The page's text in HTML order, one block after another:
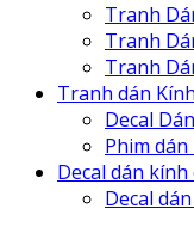
Tranh
Tranh
Tranh
Tranh dán Kính
Decal
Phim
Decal dán kính
Decal